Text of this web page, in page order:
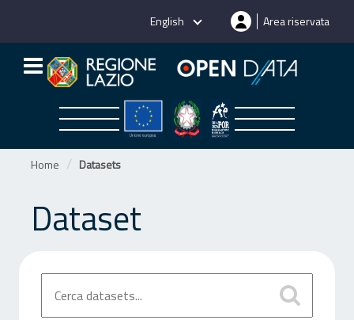
English Area riservata
Home Datasets
Dataset